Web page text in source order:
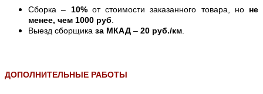
Сборка – 10%от стоимости заказанного товара, но не
менее, чем 1000 руб
Выезд сборщика за МКАД – 20 руб./км
ДОПОЛНИТЕЛЬНЫЕ РАБОТЫ